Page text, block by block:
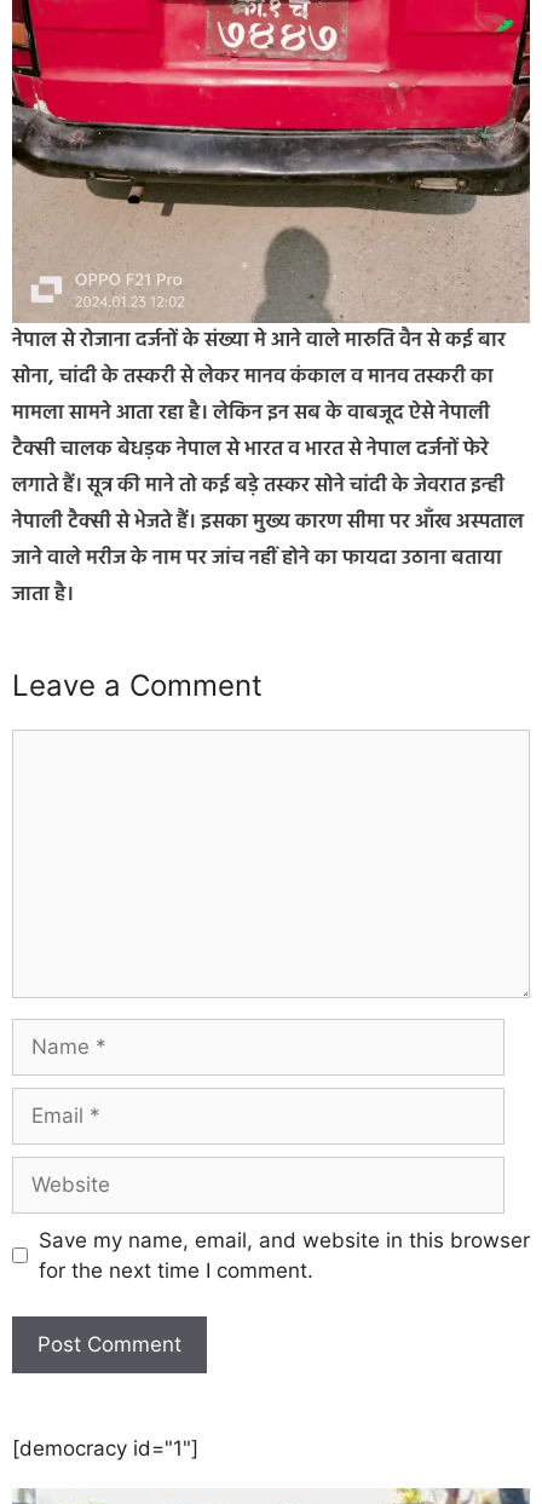
नेपाल से रोजाना दर्जनों के संख्या मे आने वाले मारुति वैन से कई बार
सोना, चांदी के तस्करी से लेकर मानव कंकाल व मानव तस्करी का
मामला सामने आता रहा है। लेकिन इन सब के वाबजूद ऐसे नेपाली
टैक्सी चालक बेधड़क नेपाल से भारत व भारत से नेपाल दर्जनों फेरे
लगाते हैं। सूत्र की माने तो कई बड़े तस्कर सोने चांदी के जेवरात इन्ही
नेपाली टैक्सी से भेजते हैं। इसका मुख्य कारण सीमा पर आँख अस्पताल
जाने वाले मरीज के नाम पर जांच नहीं होने का फायदा उठाना बताया
जाता है।
Leave a Comment
Save my name, email, and website in this browser
for the next time I comment.
[democracy id="1"]